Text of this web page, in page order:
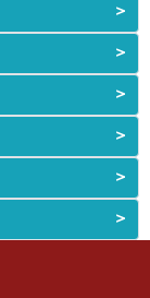
>
>
>
>
>
>